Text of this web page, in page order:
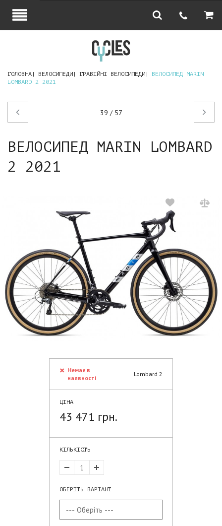
ГОЛОВНА ВЕЛОСИПЕДИ ГРАВІЙНІ ВЕЛОСИПЕДИ
ВЕЛОСИПЕД MARIN
LOMBARD 2 2021
39 / 57
Наступний
ВЕЛОСИПЕД MARIN LOMBARD
2 2021
Немає в
наявності
Lombard 2
ЦІНА
43 471 грн.
КІЛЬКІСТЬ
ОБЕРІТЬ ВАРІАНТ